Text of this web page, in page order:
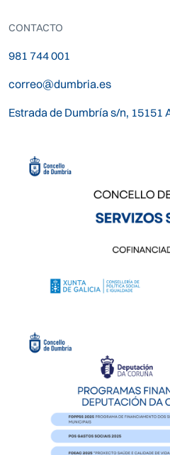
CONTACTO
981 744 001
correo@dumbria.es
Estrada de Dumbría s/n, 15151